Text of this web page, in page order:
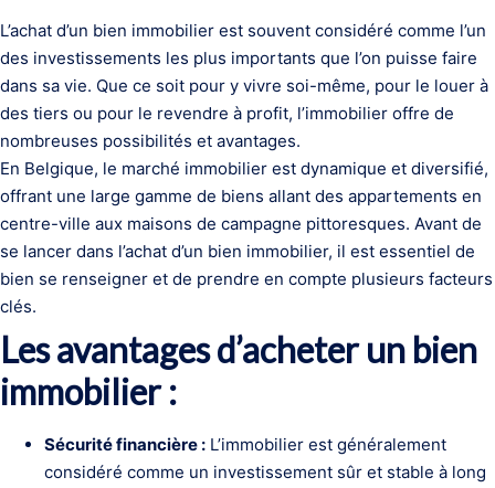
L’achat d’un bien immobilier est souvent considéré comme l’un
des investissements les plus importants que l’on puisse faire
dans sa vie. Que ce soit pour y vivre soi-même, pour le louer à
des tiers ou pour le revendre à profit, l’immobilier offre de
nombreuses possibilités et avantages.
En Belgique, le marché immobilier est dynamique et diversifié,
offrant une large gamme de biens allant des appartements en
centre-ville aux maisons de campagne pittoresques. Avant de
se lancer dans l’achat d’un bien immobilier, il est essentiel de
bien se renseigner et de prendre en compte plusieurs facteurs
clés.
Les avantages d’acheter un bien
immobilier :
Sécurité financière : L’immobilier est généralement
considéré comme un investissement sûr et stable à long